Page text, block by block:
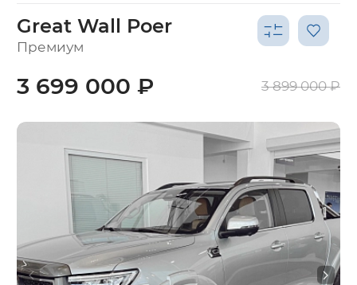
Great Wall Poer
Премиум
3 699 000 ₽ 3 899 000 ₽